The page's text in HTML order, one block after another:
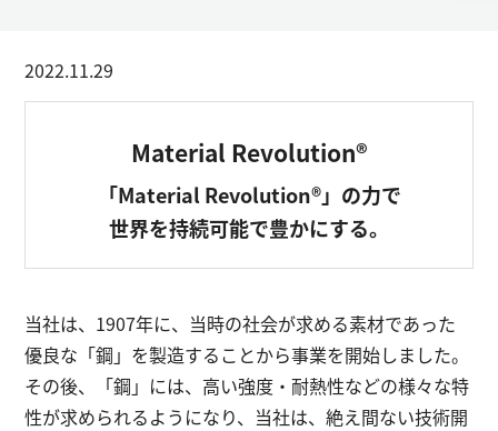
English お問い合わせ
2022.11.29
Material Revolution®
「Material Revolution®」の力で
世界を持続可能で豊かにする。
当社は、1907年に、当時の社会が求める素材であった
優良な「鋼」を製造することから事業を開始しました。
その後、「鋼」には、高い強度・耐熱性などの様々な特
性が求められるようになり、当社は、絶え間ない技術開